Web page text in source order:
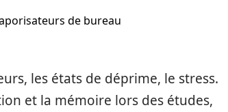
de bureau
les états de déprime, le stress.
et la mémoire lors des études,